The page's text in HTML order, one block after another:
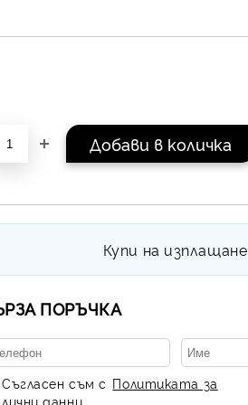
Купи на изплащане
ПОРЪЧКА
Съгласен съм с Политиката за
лични данни